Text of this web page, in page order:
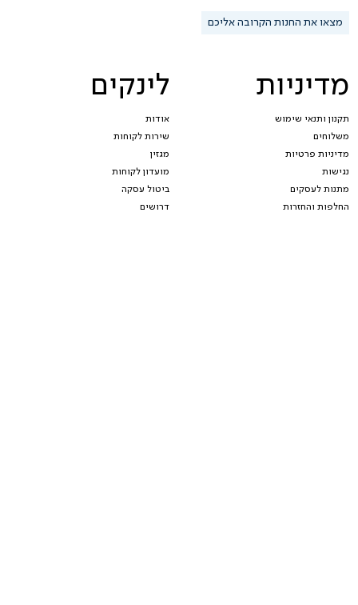
מדיניות
תקנון ותנאי שימוש
משלוחים
מדיניות פרטיות
נגישות
מתנות לעסקים
החלפות והחזרות
לינקים
אודות
שירות לקוחות
מגזין
מועדון לקוחות
ביטול עסקה
דרושים
מצאו את החנות הקרובה אליכם